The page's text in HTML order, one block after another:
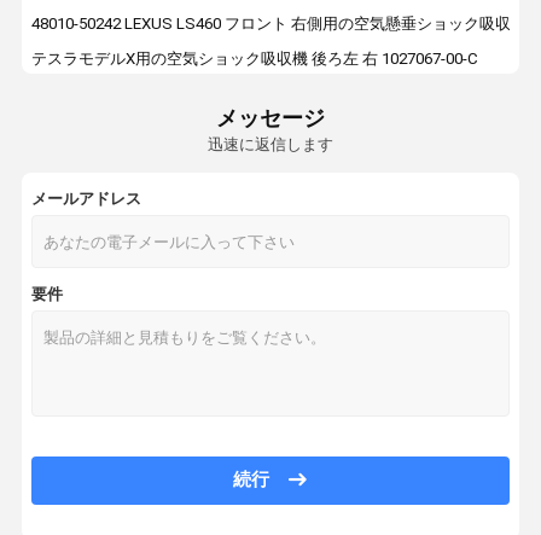
ランド ローバーの空気懸濁液の部品
ポルシェエアスプリング
ジャガー・エア・スプリング
48010-50242 LEXUS LS460 フロント 右側用の空気懸垂ショック吸収器
テスラモデルX用の空気ショック吸収機 後ろ左 右 1027067-00-C
メルセデス・ベンツ 2233208803用の右前空気懸垂ショック吸収器
空気懸垂 ショック吸収器 ポルシェ 971 前 右 971616038L
2233209703 空気懸垂 衝撃吸収器 メルセデス・ベンツ W223 後部左
空気懸垂 ショック吸収カー メルセデス・ベンツ Sクラス 前左
フロント 7P6616039N フォルクスワーゲン用の空気ショック吸収器 サ
15918522 シェブロレ キャディラック エスカレード フロント用 空気シ
37206864213 サスペンション ソレノイドバルブブロック 空気サスペン
メッセージ
迅速に返信します
メールアドレス
要件
続行